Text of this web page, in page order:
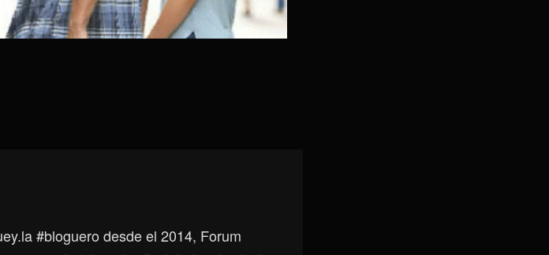
#bloguero desde el 2014, Forum